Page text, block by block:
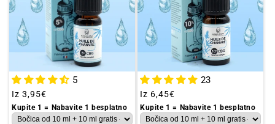
5
Redovna
cijena
Iz 3,95€
Kupite 1 = Nabavite 1 besplatno
23
Redovna
cijena
Iz 6,45€
Kupite 1 = Nabavite 1 besplatno